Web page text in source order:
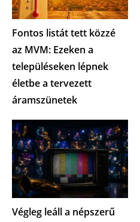
Fontos listát tett közzé
az MVM: Ezeken a
településeken lépnek
életbe a tervezett
áramszünetek
Végleg leáll a népszerű